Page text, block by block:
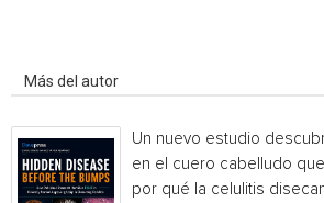
Más del autor
Un nuevo estudio
en el cuero cabelludo
por qué la celulitis